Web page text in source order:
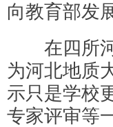
向教育部发
在四所河
为河北地质
示只是学校
专家评审等